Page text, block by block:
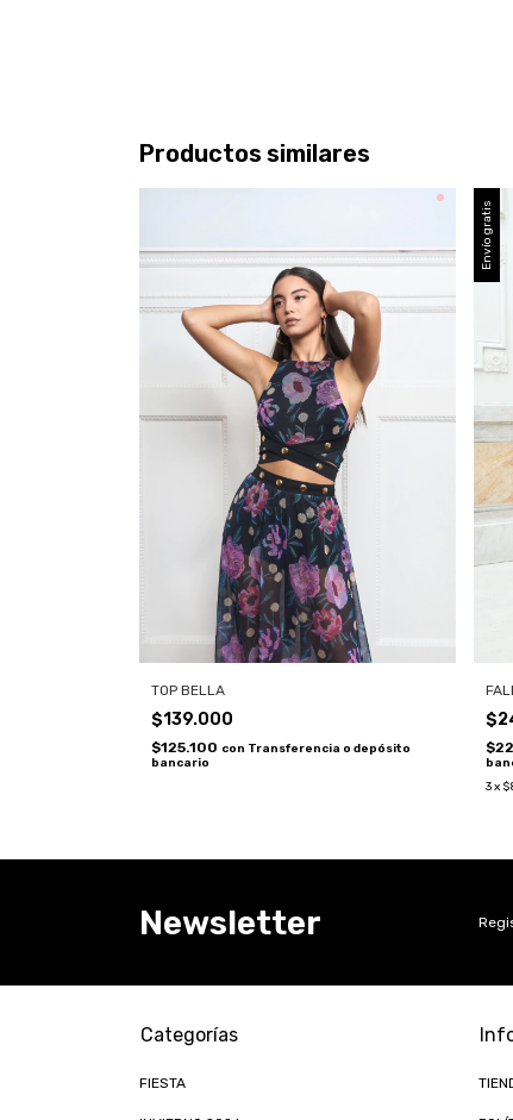
Productos similares
TOP BELLA
$139.000
$125.100 con Transferencia o depósito
bancario
Envío gratis
3x
Newsletter
Categorías
FIESTA